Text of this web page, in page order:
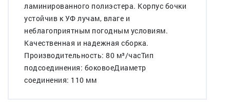
ламинированного полиэстера. Корпус бочки
устойчив к УФ лучам, влаге и
неблагоприятным погодным условиям.
Качественная и надежная сборка.
Производительность: 80 м³/часТип
подсоединения: боковоеДиаметр
соединения: 110 мм